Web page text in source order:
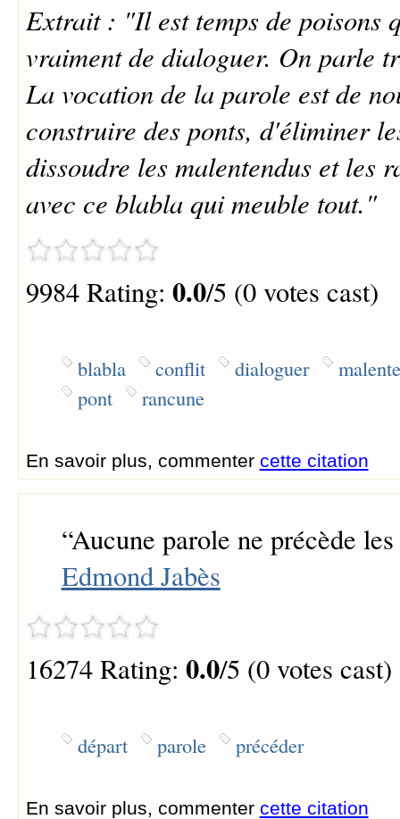
Extrait : "Il est temps de poisons
vraiment de dialoguer. On parle
La vocation de la parole est de
construire des ponts, d'éliminer
dissoudre les malentendus et les
avec ce blabla qui meuble tout."
9984 Rating: 0.0/5 (0 votes cast)
blabla conflit dialoguer
pont
rancune
En savoir plus, commenter cette citation
“Aucune parole ne précède
Edmond Jabès
16274 Rating: 0.0/5 (0 votes cast)
départ parole précéder
En savoir plus, commenter cette citation